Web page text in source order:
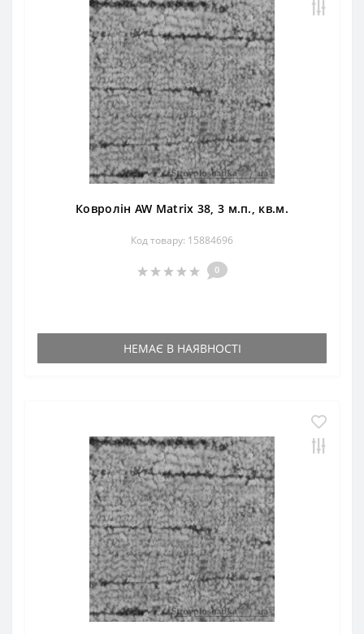
Ковролін AW Matrix 38, 3 м.п., кв.м.
Код товару: 15884696
0
НЕМАЄ В НАЯВНОСТІ